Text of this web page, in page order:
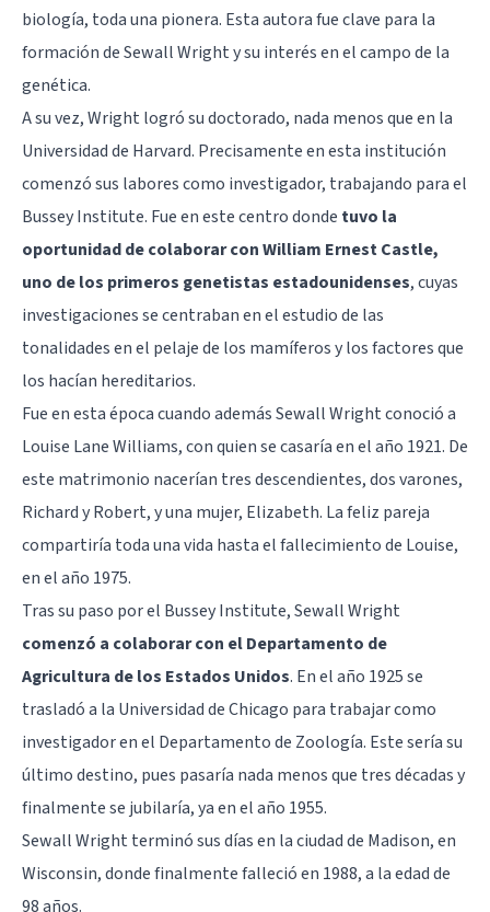
biología, toda una pionera. Esta autora fue clave para la
formación de Sewall Wright y su interés en el campo de la
genética.
A su vez, Wright logró su doctorado, nada menos que en la
Universidad de Harvard. Precisamente en esta institución
comenzó sus labores como investigador, trabajando para el
Bussey Institute. Fue en este centro donde tuvo la
oportunidad de colaborar con William Ernest Castle,
uno de los primeros genetistas estadounidenses, cuyas
investigaciones se centraban en el estudio de las
tonalidades en el pelaje de los mamíferos y los factores que
los hacían hereditarios.
Fue en esta época cuando además Sewall Wright conoció a
Louise Lane Williams, con quien se casaría en el año 1921. De
este matrimonio nacerían tres descendientes, dos varones,
Richard y Robert, y una mujer, Elizabeth. La feliz pareja
compartiría toda una vida hasta el fallecimiento de Louise,
en el año 1975.
Tras su paso por el Bussey Institute, Sewall Wright
comenzó a colaborar con el Departamento de
Agricultura de los Estados Unidos. En el año 1925 se
trasladó a la Universidad de Chicago para trabajar como
investigador en el Departamento de Zoología. Este sería su
último destino, pues pasaría nada menos que tres décadas y
finalmente se jubilaría, ya en el año 1955.
Sewall Wright terminó sus días en la ciudad de Madison, en
Wisconsin, donde finalmente falleció en 1988, a la edad de
98 años.